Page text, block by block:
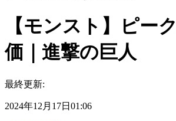
【モンスト】ピー
価｜進撃の巨人
最終更新:
2024年12月17日01:06